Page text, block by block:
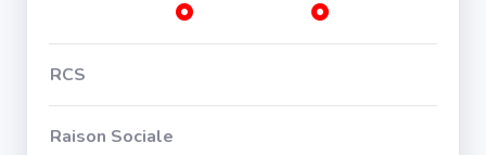
RCS
Raison Sociale